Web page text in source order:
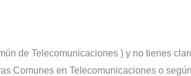
de Telecomunicaciones ) y no tienes
Comunes en Telecomunicaciones o